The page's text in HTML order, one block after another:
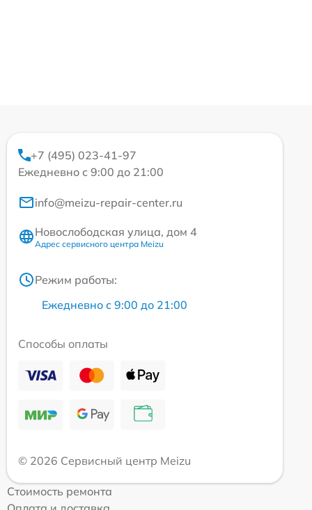
+7 (495) 023-41-97
Ежедневно с 9:00 до 21:00
info@meizu-repair-center.ru
Новослободская улица, дом 4
Адрес сервисного центра Meizu
Режим работы:
Ежедневно с 9:00 до 21:00
Способы оплаты
© 2026 Сервисный центр Meizu
Стоимость ремонта